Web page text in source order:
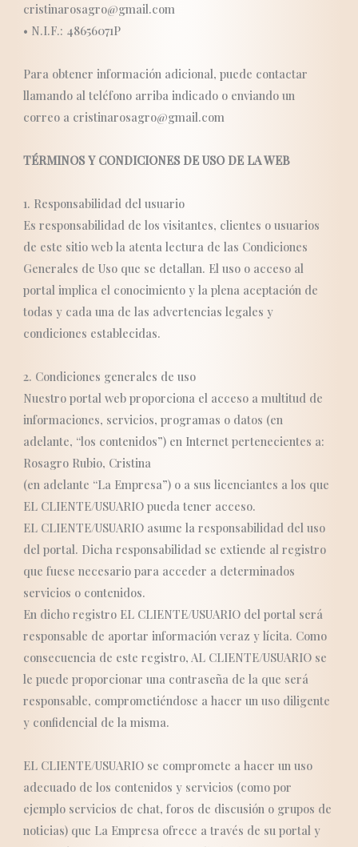
cristinarosagro@gmail.com
• N.I.F.: 48656071P
Para obtener información adicional, puede contactar
llamando al teléfono arriba indicado o enviando un
correo a cristinarosagro@gmail.com
TÉRMINOS Y CONDICIONES DE USO DE LA WEB
1. Responsabilidad del usuario
Es responsabilidad de los visitantes, clientes o usuarios
de este sitio web la atenta lectura de las Condiciones
Generales de Uso que se detallan. El uso o acceso al
portal implica el conocimiento y la plena aceptación de
todas y cada una de las advertencias legales y
condiciones establecidas.
2. Condiciones generales de uso
Nuestro portal web proporciona el acceso a multitud de
informaciones, servicios, programas o datos (en
adelante, “los contenidos”) en Internet pertenecientes a:
Rosagro Rubio, Cristina
(en adelante “La Empresa”) o a sus licenciantes a los que
EL CLIENTE/USUARIO pueda tener acceso.
EL CLIENTE/USUARIO asume la responsabilidad del uso
del portal. Dicha responsabilidad se extiende al registro
que fuese necesario para acceder a determinados
servicios o contenidos.
En dicho registro EL CLIENTE/USUARIO del portal será
responsable de aportar información veraz y lícita. Como
consecuencia de este registro, AL CLIENTE/USUARIO se
le puede proporcionar una contraseña de la que será
responsable, comprometiéndose a hacer un uso diligente
y confidencial de la misma.
EL CLIENTE/USUARIO se compromete a hacer un uso
adecuado de los contenidos y servicios (como por
ejemplo servicios de chat, foros de discusión o grupos de
noticias) que La Empresa ofrece a través de su portal y